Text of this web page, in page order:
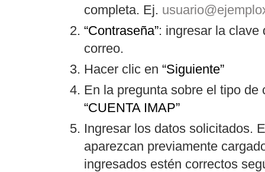
completa. Ej.
“Contraseña”: ingresar la clave
correo.
Hacer clic en “Siguiente”
En la pregunta sobre el tipo
“CUENTA IMAP”
Ingresar los datos solicitados.
aparezcan previamente
ingresados estén correctos